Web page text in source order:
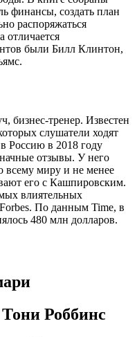
финансы, создать план
распоряжаться
отличается
были Билл Клинтон,
бизнес-тренер. Известен
слушатели ходят
Россию в 2018 году
отзывы. У него
всему миру и не менее
его с Кашпировским.
влиятельных
По данным Time, в
480 млн долларов.
Роббинс